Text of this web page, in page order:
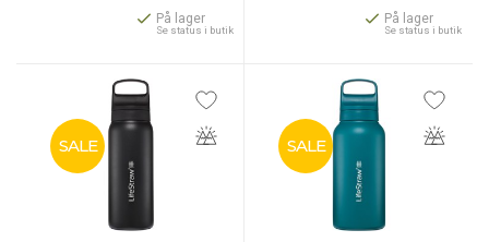
På lager
Se status i butik
På lager
Se status i butik
SALE SALE